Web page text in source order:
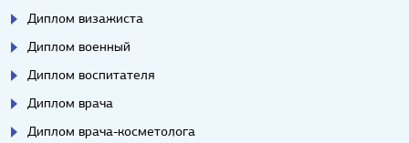
Диплом визажиста
Диплом военный
Диплом воспитателя
Диплом врача
Диплом врача-косметолога